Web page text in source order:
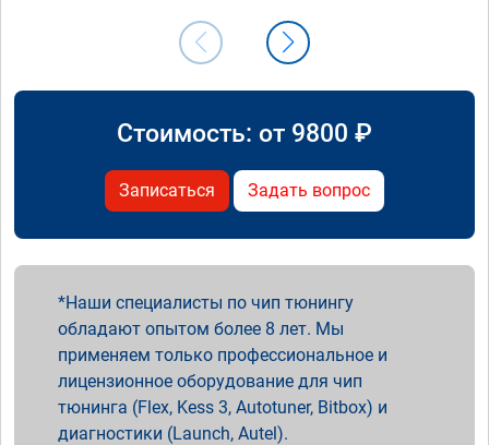
Стоимость: от 9800 ₽
Записаться Задать вопрос
Наши специалисты по чип тюнингу
обладают опытом более 8 лет. Мы
применяем только профессиональное и
лицензионное оборудование для чип
тюнинга (Flex, Kess 3, Autotuner, Bitbox) и
диагностики (Launch, Autel).